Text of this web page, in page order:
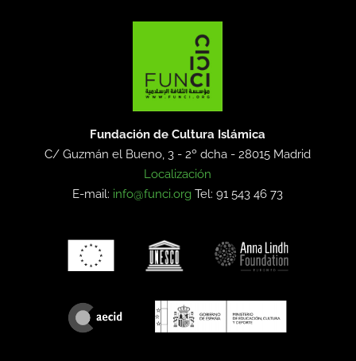
Fundación de Cultura Islámica
C/ Guzmán el Bueno, 3 - 2º dcha -28015 Madrid
Localización
E-mail: info@funci.org Tel: 91 543 46 73